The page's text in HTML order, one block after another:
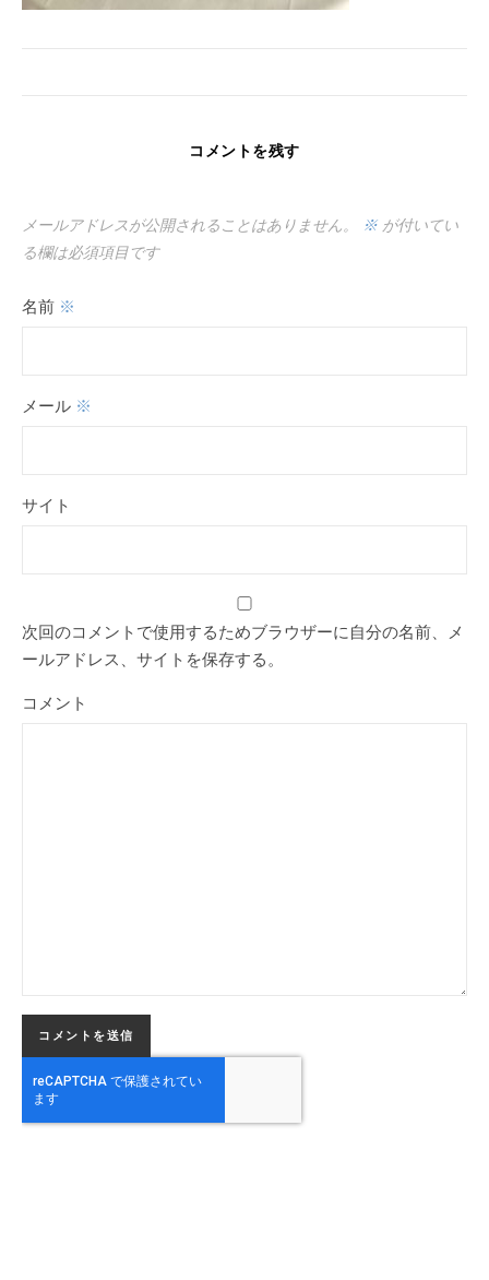
コメントを残す
メールアドレスが公開されることはありません。 ※ が付いてい
る欄は必須項目です
名前 ※
メール ※
サイト
次回のコメントで使用するためブラウザーに自分の名前、メ
ールアドレス、サイトを保存する。
コメント